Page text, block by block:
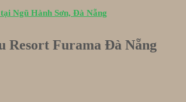
Ngũ Hành Sơn, Đà Nẵng
Resort Furama Đà Nẵng